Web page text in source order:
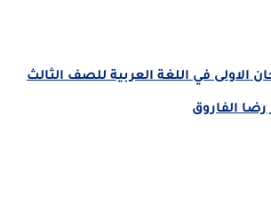
الاولى في اللغة العربية للصف الثالث